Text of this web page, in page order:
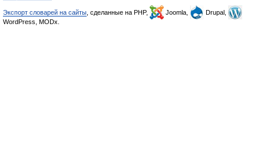
Экспорт словарей на сайты , сделанные на PHP, Joomla,
Drupal,
WordPress, MODx.